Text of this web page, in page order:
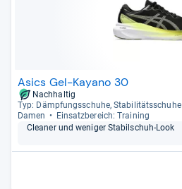
Asics Gel-Kayano 30
Nachhaltig
Typ: Dämp­fungs­schuhe, Sta­bi­li­täts­schuhe
Damen
Ein­satz­be­reich: Trai­ning
Clea­ner und weni­ger Sta­bil­schuh-​Look